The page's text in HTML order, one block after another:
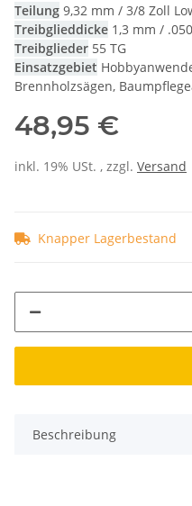
Teilung 9,32 mm / 3/8 Zoll
Treibglieddicke 1,3 mm /
Treibglieder 55 TG
Einsatzgebiet
Brennholzsägen,
48,95 €
inkl. 19% USt. , zzgl. Versand
Knapper Lagerbestand
Beschreibung